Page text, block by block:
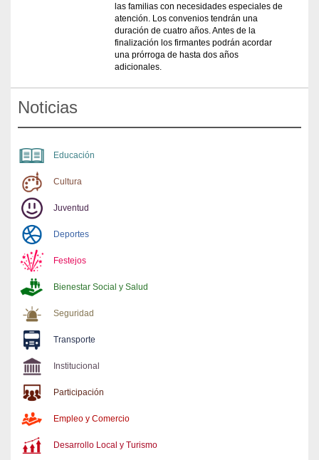
las familias con necesidades especiales de
atención. Los convenios tendrán una
duración de cuatro años. Antes de la
finalización los firmantes podrán acordar
una prórroga de hasta dos años
adicionales.
Noticias
Educación
Cultura
Juventud
Deportes
Festejos
Bienestar Social y Salud
Seguridad
Transporte
Institucional
Participación
Empleo y Comercio
Desarrollo Local y Turismo